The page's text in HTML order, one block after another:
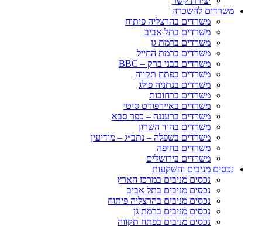
משרדים להשכרה
משרדים בהרצליה פיתוח
משרדים בתל אביב
משרדים ברמת גן
משרדים ברמת החייל
משרדים בבני ברק – BBC
משרדים בפתח תקווה
משרדים בנתניה פולג
משרדים ברחובות
משרדים באיירפורט סיטי
משרדים ברעננה – כפר סבא
משרדים בהוד השרון
משרדים בשפלה – נתב״ג – מודיעין
משרדים בחיפה
משרדים בירושלים
נכסים מניבים והשקעות
נכסים מניבים במרכז הארץ
נכסים מניבים בתל אביב
נכסים מניבים בהרצליה פיתוח
נכסים מניבים ברמת גן
נכסים מניבים בפתח תקווה